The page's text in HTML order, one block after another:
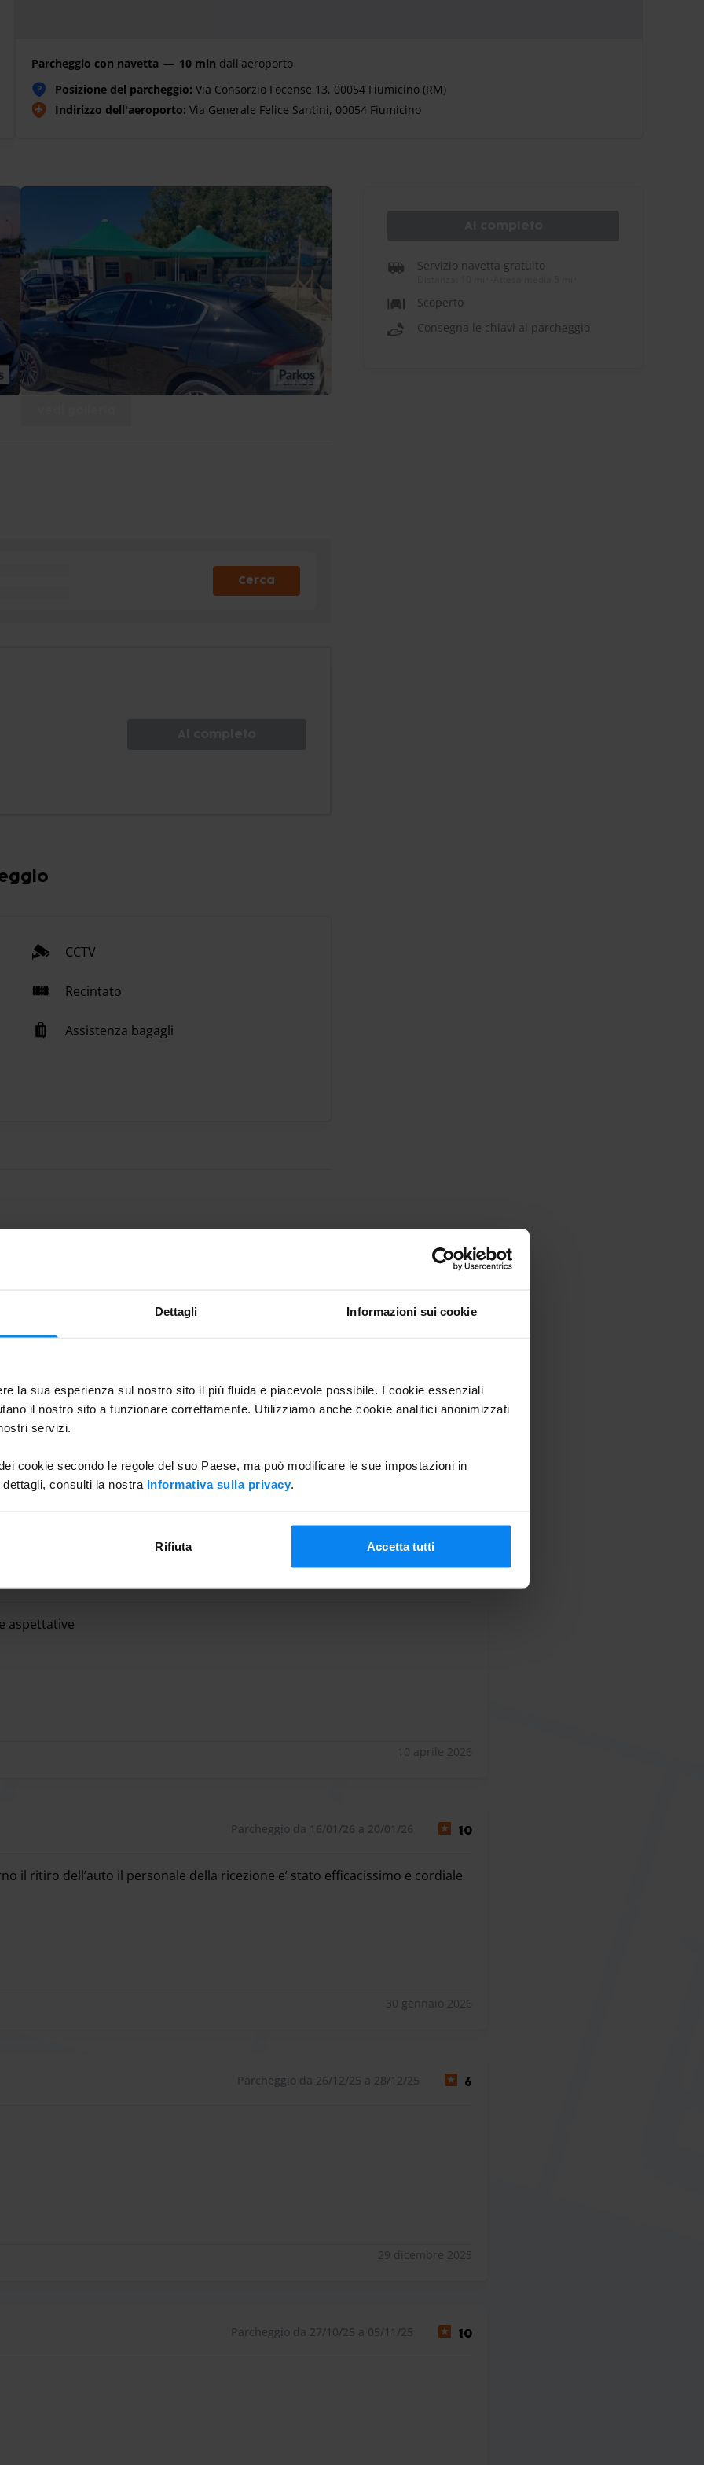
Dettagli Informazioni sui cookie
la sua esperienza sul nostro sito il più fluida e piacevole possibile. I cookie essenziali
il nostro sito a funzionare correttamente. Utilizziamo anche cookie analitici anonimizzati
servizi.
cookie secondo le regole del suo Paese, ma può modificare le sue impostazioni in
consulti la nostra Informativa sulla privacy.
Rifiuta Accetta tutti
Parcheggio con navetta — 10 min dall'aeroporto
P Posizione del parcheggio: Via Consorzio Focense 13, 00054 Fiumicino (RM)
Indirizzo dell'aeroporto: Via Generale Felice Santini, 00054 Fiumicino
Cerca
CCTV
Recintato
Assistenza bagagli
rapidamente all'aeroporto. Al vostro ritorno, sarà
con un pratico servizio navetta per l'Aeroporto di
dell'anno.
Per camper e furgoni è previsto un supplemento da
a una tariffa agevolata. Per dettagli aggiuntivi, si
Servizio navetta gratuito
Scoperto
Consegna le chiavi al parcheggio
aspettative
10 aprile 2026
Parcheggio da 16/01/26 a 20/01/26 10
il ritiro dell’auto il personale della ricezione e’ stato efficacissimo e cordiale
30 gennaio 2026
Parcheggio da 26/12/25 a 28/12/25 6
29 dicembre 2025
Parcheggio da 27/10/25 a 05/11/25 10